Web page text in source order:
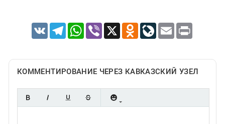
VK TelegramWhatsApp
Viber X Odnoklassniki
LiveJournal
Email Print
КОММЕНТИРОВАНИЕ ЧЕРЕЗ КАВКАЗСКИЙ УЗЕЛ